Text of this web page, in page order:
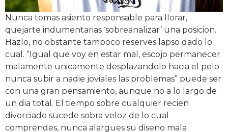
Nunca tomas asiento responsable para llorar,
quejarte indumentarias ‘sobreanalizar’ una posicion.
Hazlo, no obstante tampoco reserves lapso dado lo
cual. “Igual que voy en estar mal, escojo permanecer
malamente unicamente desplazandolo hacia el pelo
nunca subir a nadie joviales las problemas” puede ser
con una gran pensamiento, aunque no a lo largo de
un dia total. El tiempo sobre cualquier recien
divorciado sucede sobra veloz de lo cual
comprendes, nunca alargues su diseno mala